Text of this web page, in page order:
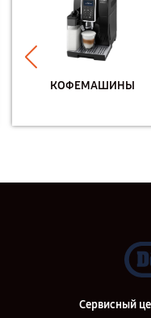
КОФЕМАШИНЫ
Сервисный